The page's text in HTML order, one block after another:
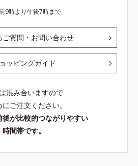
9時より午後7時まで
ご質問・お問い合わせ
ッピングガイド
混み合いますので
ご注文ください。
後が比較的つながりやすい
時間帯です。